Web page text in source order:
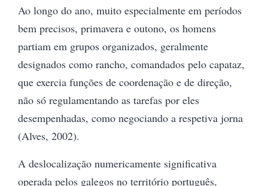
Ao longo do ano, muito especialmente em períodos
bem precisos, primavera e outono, os homens
partiam em grupos organizados, geralmente
designados como rancho, comandados pelo capataz,
que exercia funções de coordenação e de direção,
não só regulamentando as tarefas por eles
desempenhadas, como negociando a respetiva jorna
(Alves, 2002).
A deslocalização numericamente significativa
operada pelos galegos no território português,